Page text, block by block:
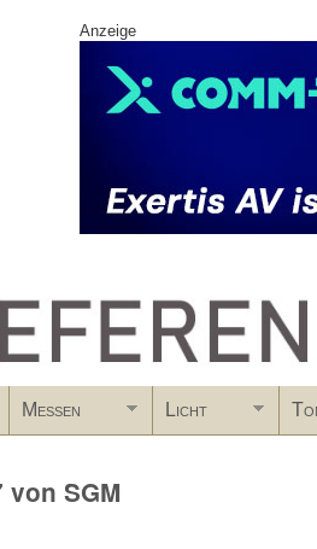
Anzeige
Messen Licht
SGM